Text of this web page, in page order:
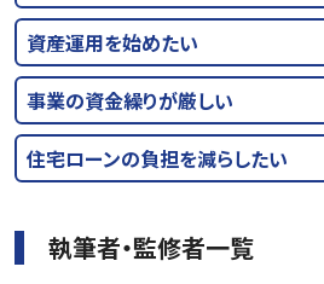
資産運用を始めたい
事業の資金繰りが厳しい
住宅ローンの負担を減らしたい
執筆者・監修者一覧